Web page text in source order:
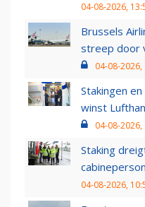
04-08-2026,
Brussels
streep door
04-08-2026,
Stakingen
winst
04-08-2026,
Staking
04-08-2026,